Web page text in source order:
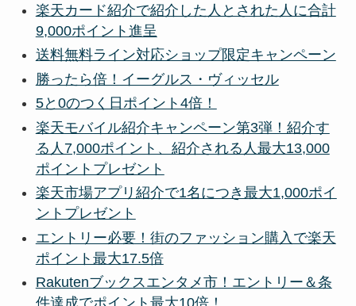
楽天カード紹介で紹介した人とされた人に合計
9,000ポイント進呈
送料無料ライン対応ショップ限定キャンペーン
勝ったら倍！イーグルス・ヴィッセル
5と0のつく日ポイント4倍！
楽天モバイル紹介キャンペーン第3弾！紹介す
る人7,000ポイント、紹介される人最大13,000
ポイントプレゼント
楽天市場アプリ紹介で1名につき最大1,000ポイ
ントプレゼント
エントリー必要！街のファッション購入で楽天
ポイント最大17.5倍
Rakutenブックスエンタメ市！エントリー＆条